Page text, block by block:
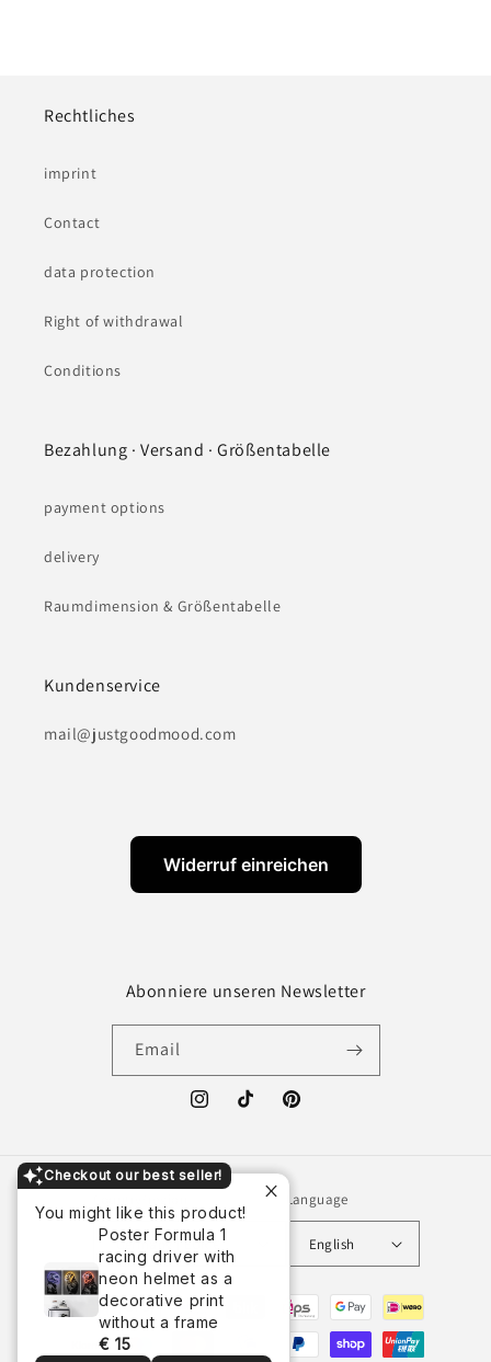
Checkout our best seller!
You might like this product!
Poster Formula 1
racing driver with
neon helmet as a
decorative print
without a frame
€ 15
Rechtliches
imprint
Contact
data protection
Right of withdrawal
Conditions
Bezahlung · Versand · Größentabelle
payment options
delivery
Raumdimension & Größentabelle
Kundenservice
mail@justgoodmood.com
Widerruf einreichen
Abonniere unseren Newsletter
Email
InstagramTikTok Pinterest
Germany | EUR €
Language
English
Payment
methods